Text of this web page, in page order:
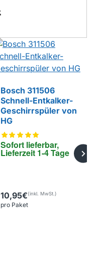
Sofort lieferbar,
Lieferzeit 1-4 Tage
Bosch 311506
Schnell-Entkalker-
Geschirrspüler von
HG
10,95€
pro Paket